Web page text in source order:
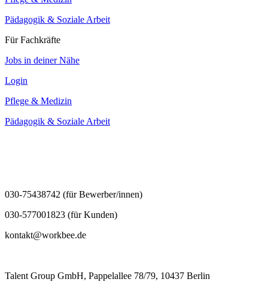
Pädagogik & Soziale Arbeit
Für Fachkräfte
Jobs in deiner Nähe
Login
Pflege & Medizin
Pädagogik & Soziale Arbeit
030-75438742 (für Bewerber/innen)
030-577001823 (für Kunden)
kontakt@workbee.de
Talent Group GmbH, Pappelallee 78/79, 10437 Berlin